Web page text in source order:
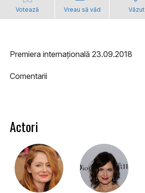
Votează Vreau să văd Văzut
Premiera internațională 23.09.2018
Comentarii
Actori